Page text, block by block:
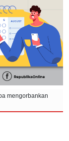
mengorbankan